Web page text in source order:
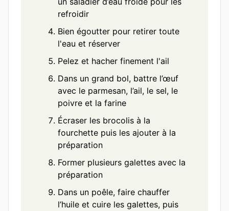
refroidir
Bien égoutter pour retirer toute
l'eau et réserver
Pelez et hacher finement l'ail
Dans un grand bol, battre l’œuf
avec le parmesan, l’ail, le sel, le
poivre et la farine
Écraser les brocolis à la
fourchette puis les ajouter à la
préparation
Former plusieurs galettes avec la
préparation
Dans un poêle, faire chauffer
l’huile et cuire les galettes, puis